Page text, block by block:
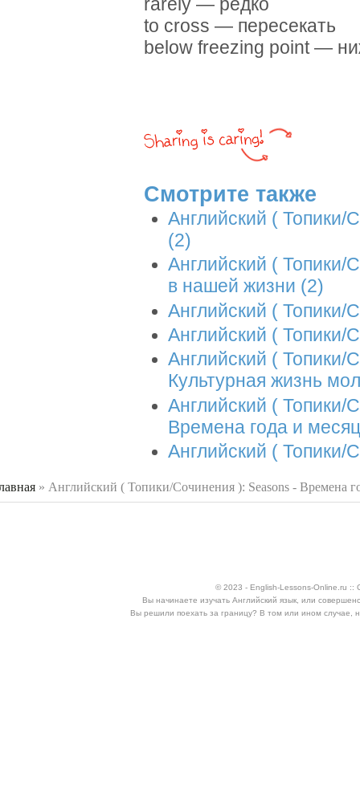
rarely — редко
to cross — пересекать
below freezing point —
Смотрите также
Английский (
(2)
Английский (
в нашей жизни (2)
Английский (
Английский (
Английский ( Топики/
Культурная жизнь
Английский (
Времена года и
Английский (
» Английский ( Топики/Сочинения ): Seasons - Времена
© 2023 - English-Lessons-Online.ru ::
Вы начинаете изучать Английский язык, или
Вы решили поехать за границу? В том или ином случае,